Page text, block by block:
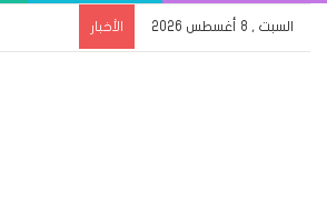
السبت , 8 أغسطس 2026 الأخبار